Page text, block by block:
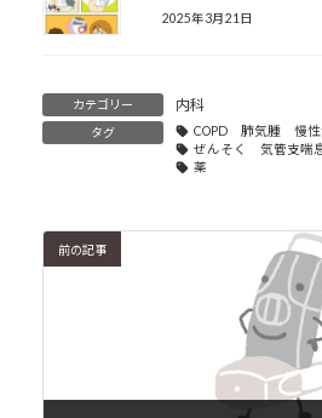
2025年3月21日
カテゴリー 内科
タグ
COPD 肺気腫 慢性
ぜんそく 気管支喘
薬
前の記事